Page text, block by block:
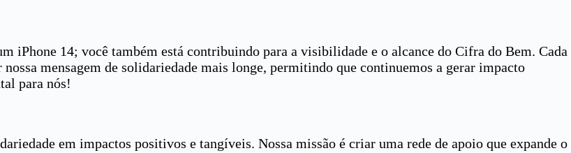
iPhone 14; você também está contribuindo para a visibilidade e o alcance do Cifra do Bem. Cada
mensagem de solidariedade mais longe, permitindo que continuemos a gerar impacto
para nós!
em impactos positivos e tangíveis. Nossa missão é criar uma rede de apoio que expande o